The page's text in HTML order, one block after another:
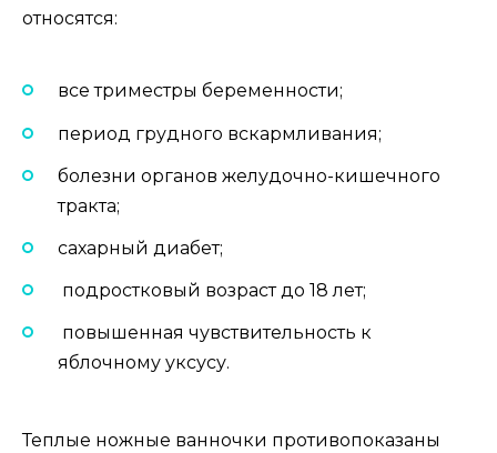
относятся:
все триместры беременности;
период грудного вскармливания;
болезни органов желудочно-кишечного
тракта;
сахарный диабет;
подростковый возраст до 18 лет;
повышенная чувствительность к
яблочному уксусу.
Теплые ножные ванночки противопоказаны